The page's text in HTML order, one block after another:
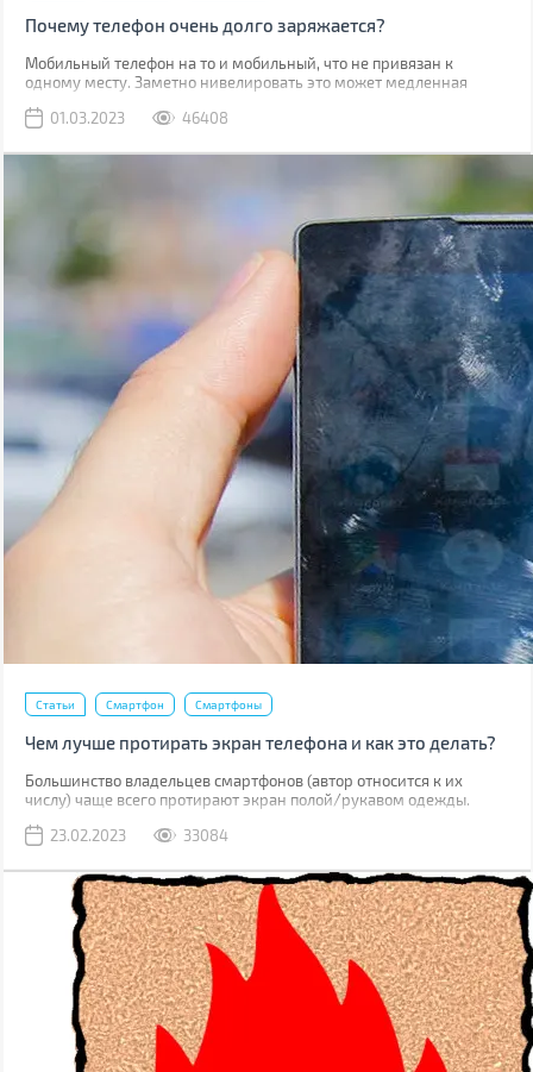
Почему телефон очень долго заряжается?
Мобильный телефон на то и мобильный, что не привязан к
одному месту. Заметно нивелировать это может медленная
розетке.
01.03.2023 46408
Статьи Смартфон Смартфоны
Чем лучше протирать экран телефона и как это делать?
Большинство владельцев смартфонов (автор относится к их
числу) чаще всего протирают экран полой/рукавом одежды.
приведет, но если вы внимательно присмотритесь к дисплею,
появления – неправильная чистка.
23.02.2023 33084